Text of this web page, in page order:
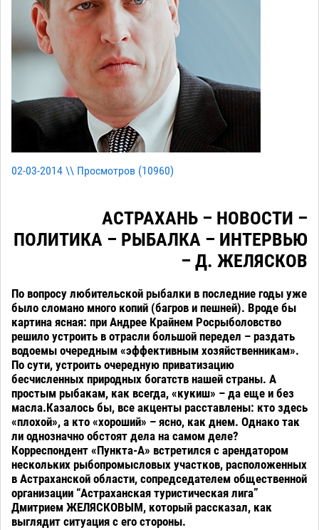
02-03-2014 \\ Просмотров (10960)
АСТРАХАНЬ – НОВОСТИ –
ПОЛИТИКА – РЫБАЛКА – ИНТЕРВЬЮ
– Д. ЖЕЛЯСКОВ
По вопросу любительской рыбалки в последние годы уже
было сломано много копий (багров и пешней). Вроде бы
картина ясная: при Андрее Крайнем Росрыболовство
решило устроить в отрасли большой передел – раздать
водоемы очередным «эффективным хозяйственникам».
По сути, устроить очередную приватизацию
бесчисленных природных богатств нашей страны. А
простым рыбакам, как всегда, «кукиш» – да еще и без
масла.Казалось бы, все акценты расставлены: кто здесь
«плохой», а кто «хороший» – ясно, как днем. Однако так
ли однозначно обстоят дела на самом деле?
Корреспондент «Пункта-А» встретился с арендатором
нескольких рыбопромысловых участков, расположенных
в Астраханской области, сопредседателем общественной
организации “Астраханская туристическая лига”
Дмитрием ЖЕЛЯСКОВЫМ, который рассказал, как
выглядит ситуация с его стороны.